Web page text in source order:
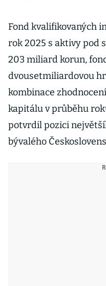
Fond kvalifikovaných
rok 2025 s aktivy pod
203 miliard korun,
dvousetmiliardovou
kombinace
kapitálu v průběhu
potvrdil pozici
bývalého